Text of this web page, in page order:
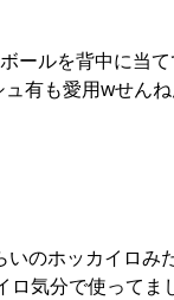
ールを背中に当
有も愛用wせん
のホッカイロみ
気分で使ってま